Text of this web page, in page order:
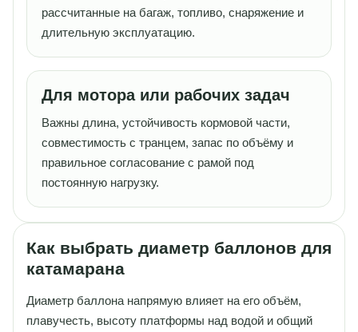
рассчитанные на багаж, топливо, снаряжение и
длительную эксплуатацию.
Для мотора или рабочих задач
Важны длина, устойчивость кормовой части,
совместимость с транцем, запас по объёму и
правильное согласование с рамой под
постоянную нагрузку.
Как выбрать диаметр баллонов для
катамарана
Диаметр баллона напрямую влияет на его объём,
плавучесть, высоту платформы над водой и общий